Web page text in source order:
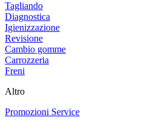
Tagliando
Diagnostica
Igienizzazione
Revisione
Cambio gomme
Carrozzeria
Freni
Altro
Promozioni Service